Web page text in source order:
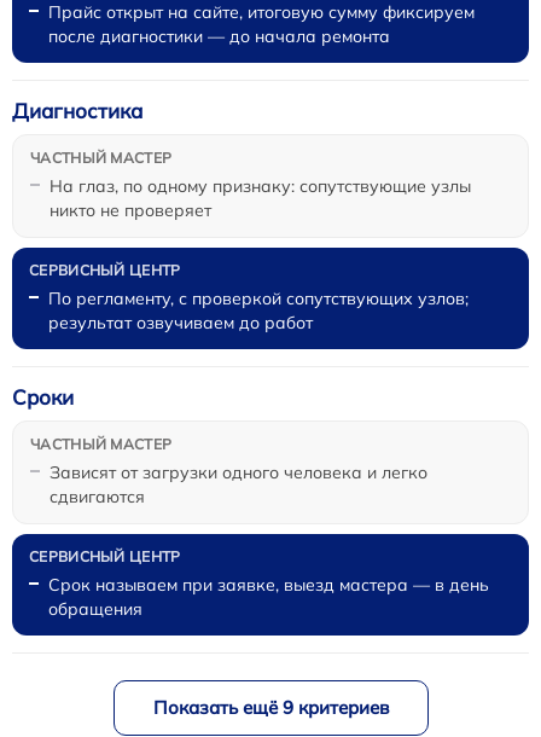
Прайс открыт на сайте, итоговую сумму фиксируем
после диагностики — до начала ремонта
На глаз, по одному признаку: сопутствующие узлы
никто не проверяет
Диагностика
По регламенту, с проверкой сопутствующих узлов;
результат озвучиваем до работ
Зависят от загрузки одного человека и легко
сдвигаются
Сроки
Срок называем при заявке, выезд мастера — в день
обращения
Показать ещё 9 критериев